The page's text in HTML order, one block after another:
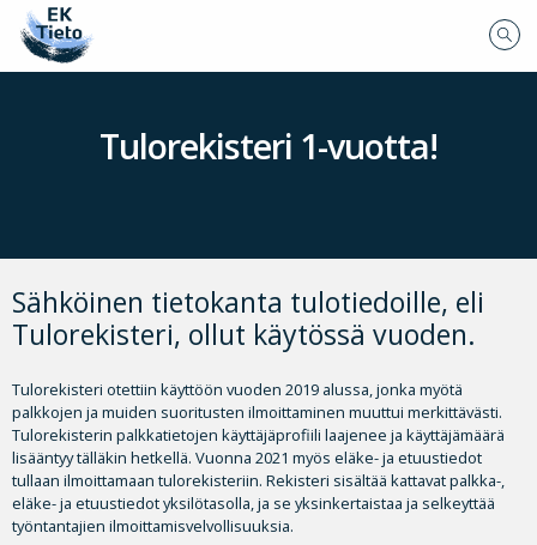
Tulorekisteri 1-vuotta!
Sähköinen tietokanta tulotiedoille, eli
Tulorekisteri, ollut käytössä vuoden.
Tulorekisteri otettiin käyttöön vuoden 2019 alussa, jonka myötä
palkkojen ja muiden suoritusten ilmoittaminen muuttui merkittävästi.
Tulorekisterin palkkatietojen käyttäjäprofiili laajenee ja käyttäjämäärä
lisääntyy tälläkin hetkellä. Vuonna 2021 myös eläke- ja etuustiedot
tullaan ilmoittamaan tulorekisteriin. Rekisteri sisältää kattavat palkka-,
eläke- ja etuustiedot yksilötasolla, ja se yksinkertaistaa ja selkeyttää
työntantajien ilmoittamisvelvollisuuksia.